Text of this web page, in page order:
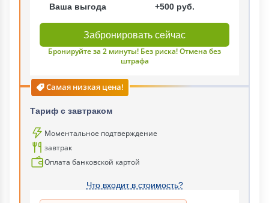
Ваша выгода +500 руб.
Забронировать сейчас
Бронируйте за 2 минуты! Без риска! Отмена без
штрафа
Самая низкая цена!
Тариф c завтраком
Моментальное подтверждение
завтрак
Оплата банковской картой
Что входит в стоимость?